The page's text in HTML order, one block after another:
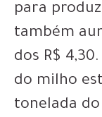
para
também
dos R$
do milho
tonelada do